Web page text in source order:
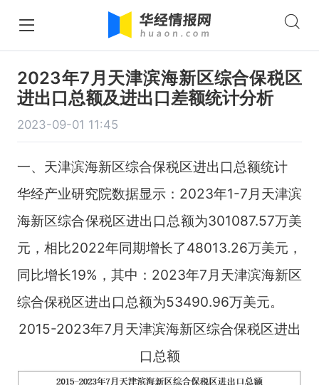
2023年7月天津滨海新区综合保税区
进出口总额及进出口差额统计分析
2023-09-01 11:45
一、天津滨海新区综合保税区进出口总额统计
华经产业研究院数据显示：2023年1-7月天津滨
海新区综合保税区进出口总额为301087.57万美
元，相比2022年同期增长了48013.26万美元，
同比增长19%，其中：2023年7月天津滨海新区
综合保税区进出口总额为53490.96万美元。
2015-2023年7月天津滨海新区综合保税区进出
口总额